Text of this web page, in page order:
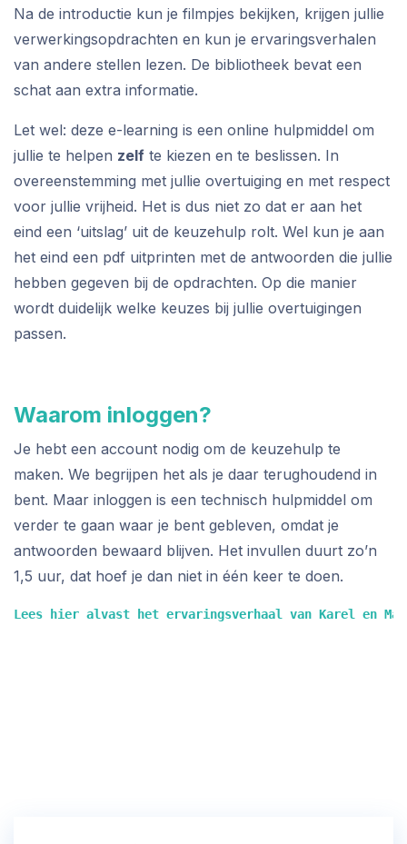
Na de introductie kun je filmpjes bekijken, krijgen jullie
verwerkingsopdrachten en kun je ervaringsverhalen
van andere stellen lezen. De bibliotheek bevat een
schat aan extra informatie.
Let wel: deze e-learning is een online hulpmiddel om
jullie te helpen zelf te kiezen en te beslissen. In
overeenstemming met jullie overtuiging en met respect
voor jullie vrijheid. Het is dus niet zo dat er aan het
eind een ‘uitslag’ uit de keuzehulp rolt. Wel kun je aan
het eind een pdf uitprinten met de antwoorden die jullie
hebben gegeven bij de opdrachten. Op die manier
wordt duidelijk welke keuzes bij jullie overtuigingen
passen.
Waarom inloggen?
Je hebt een account nodig om de keuzehulp te
maken. We begrijpen het als je daar terughoudend in
bent. Maar inloggen is een technisch hulpmiddel om
verder te gaan waar je bent gebleven, omdat je
antwoorden bewaard blijven. Het invullen duurt zo’n
1,5 uur, dat hoef je dan niet in één keer te doen.
Lees hier alvast het ervaringsverhaal van Karel en